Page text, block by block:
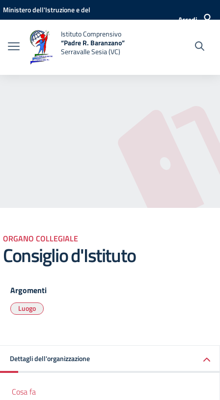
Vai ai contenuti
Vai al menu di navigazione
Vai al footer
Ministero dell'Istruzione e del
Accedi
Istituto Comprensivo
“Padre R. Baranzano”
Serravalle Sesia (VC)
ORGANO COLLEGIALE
Consiglio d'Istituto
Argomenti
Luogo
Dettagli dell'organizzazione
Cosa fa